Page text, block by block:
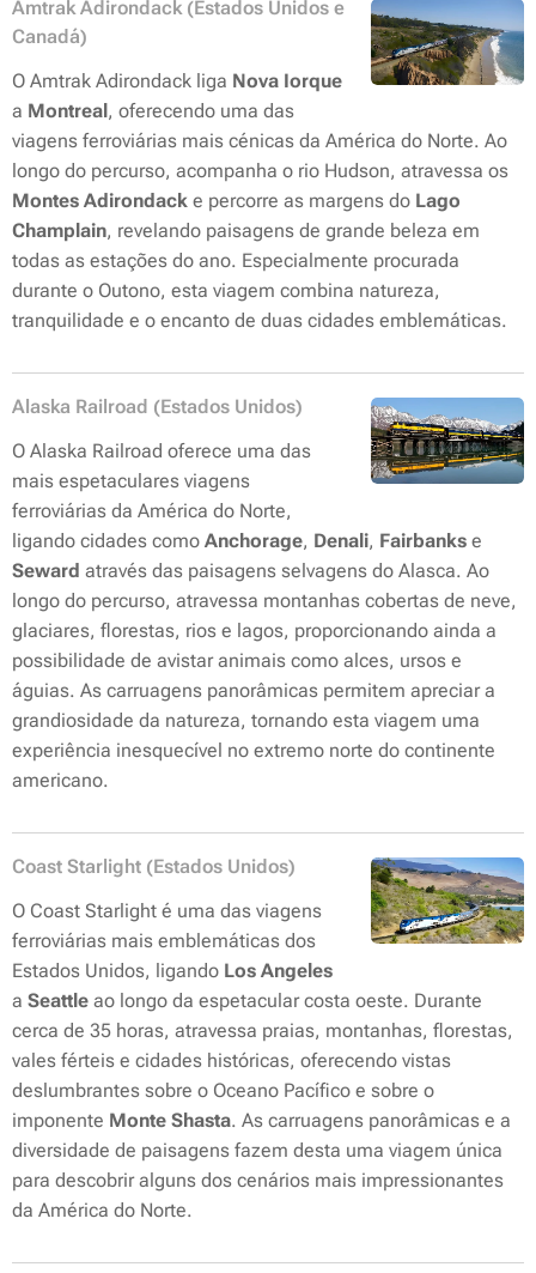
Amtrak Adirondack (Estados Unidos e
Canadá)
O Amtrak Adirondack liga Nova Iorque
a Montreal , oferecendo uma das
viagens ferroviárias mais cénicas da América do Norte. Ao
longo do percurso, acompanha o rio Hudson, atravessa os
Montes Adirondack e percorre as margens do Lago
Champlain, revelando paisagens de grande beleza em
todas as estações do ano. Especialmente procurada
durante o Outono, esta viagem combina natureza,
tranquilidade e o encanto de duas cidades emblemáticas.
Alaska Railroad (Estados Unidos)
O Alaska Railroad oferece uma das
mais espetaculares viagens
ferroviárias da América do Norte,
ligando cidades como Anchorage, Denali, Fairbanks e
Seward através das paisagens selvagens do Alasca. Ao
longo do percurso, atravessa montanhas cobertas de neve,
glaciares, florestas, rios e lagos, proporcionando ainda a
possibilidade de avistar animais como alces, ursos e
águias. As carruagens panorâmicas permitem apreciar a
grandiosidade da natureza, tornando esta viagem uma
experiência inesquecível no extremo norte do continente
americano.
Coast Starlight (Estados Unidos)
O Coast Starlight é uma das viagens
ferroviárias mais emblemáticas dos
Estados Unidos, ligando Los Angeles
a Seattle ao longo da espetacular costa oeste. Durante
cerca de 35 horas, atravessa praias, montanhas, florestas,
vales férteis e cidades históricas, oferecendo vistas
deslumbrantes sobre o Oceano Pacífico e sobre o
imponente Monte Shasta. As carruagens panorâmicas e a
diversidade de paisagens fazem desta uma viagem única
para descobrir alguns dos cenários mais impressionantes
da América do Norte.